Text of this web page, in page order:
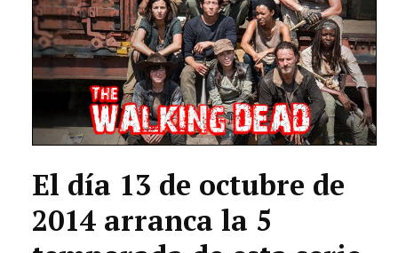
CIENCIA
CULTURA
El día 13 de octubre de
2014 arranca la 5